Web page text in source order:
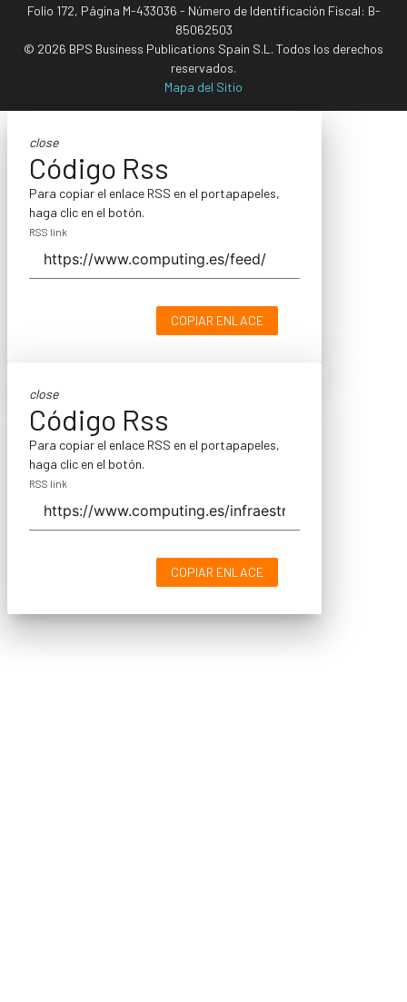
Folio 172, Página M-433036 - Número de Identificación Fiscal: B-
85062503
© 2026 BPS Business Publications Spain S.L. Todos los derechos
reservados.
Mapa del Sitio
close
Código Rss
Para copiar el enlace RSS en el portapapeles,
haga clic en el botón.
RSS link
COPIAR ENLACE
close
Código Rss
Para copiar el enlace RSS en el portapapeles,
haga clic en el botón.
RSS link
COPIAR ENLACE